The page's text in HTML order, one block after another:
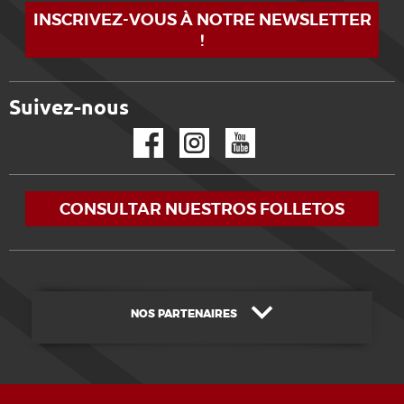
INSCRIVEZ-VOUS À NOTRE NEWSLETTER
!
Suivez-nous
CONSULTAR NUESTROS FOLLETOS
NOS PARTENAIRES